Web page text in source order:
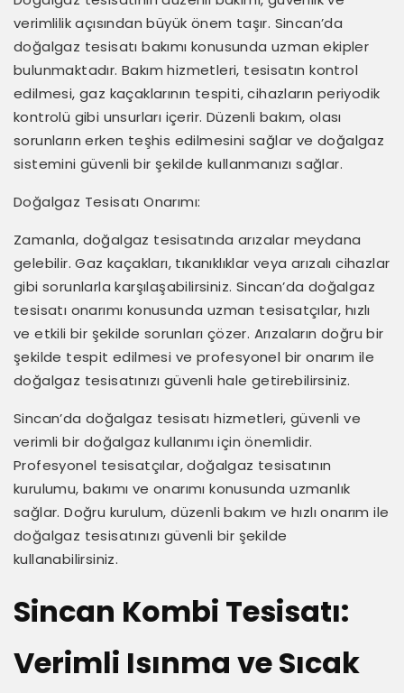
verimlilik açısından büyük önem taşır. Sincan’da
doğalgaz tesisatı bakımı konusunda uzman ekipler
bulunmaktadır. Bakım hizmetleri, tesisatın kontrol
edilmesi, gaz kaçaklarının tespiti, cihazların periyodik
kontrolü gibi unsurları içerir. Düzenli bakım, olası
sorunların erken teşhis edilmesini sağlar ve doğalgaz
sistemini güvenli bir şekilde kullanmanızı sağlar.
Doğalgaz Tesisatı Onarımı:
Zamanla, doğalgaz tesisatında arızalar meydana
gelebilir. Gaz kaçakları, tıkanıklıklar veya arızalı cihazlar
gibi sorunlarla karşılaşabilirsiniz. Sincan’da doğalgaz
tesisatı onarımı konusunda uzman tesisatçılar, hızlı
ve etkili bir şekilde sorunları çözer. Arızaların doğru bir
şekilde tespit edilmesi ve profesyonel bir onarım ile
doğalgaz tesisatınızı güvenli hale getirebilirsiniz.
Sincan’da doğalgaz tesisatı hizmetleri, güvenli ve
verimli bir doğalgaz kullanımı için önemlidir.
Profesyonel tesisatçılar, doğalgaz tesisatının
kurulumu, bakımı ve onarımı konusunda uzmanlık
sağlar. Doğru kurulum, düzenli bakım ve hızlı onarım ile
doğalgaz tesisatınızı güvenli bir şekilde
kullanabilirsiniz.
Sincan Kombi Tesisatı:
Verimli Isınma ve Sıcak